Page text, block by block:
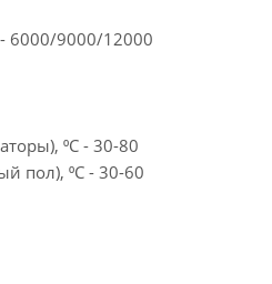
6000/9000/12000
⁰C - 30-80
пол), ⁰C - 30-60